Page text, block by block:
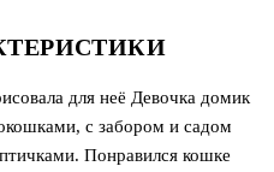
для неё Девочка домик
с забором и садом
Понравился кошке